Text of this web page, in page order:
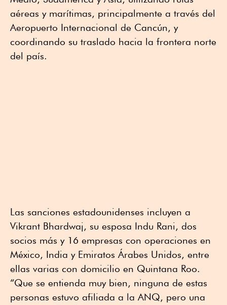
aéreas y marítimas, principalmente a través del
Aeropuerto Internacional de Cancún, y
coordinando su traslado hacia la frontera norte
del país.
Las sanciones estadounidenses incluyen a
Vikrant Bhardwaj, su esposa Indu Rani, dos
socios más y 16 empresas con operaciones en
México, India y Emiratos Árabes Unidos, entre
ellas varias con domicilio en Quintana Roo.
“Que se entienda muy bien, ninguna de estas
personas estuvo afiliada a la ANQ, pero una